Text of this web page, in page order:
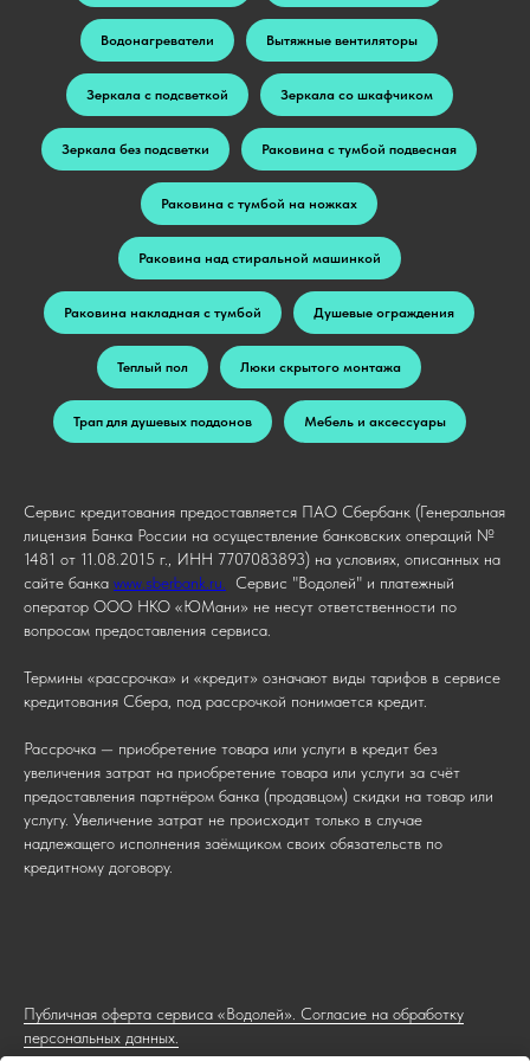
Водонагреватели Вытяжные вентиляторы
Зеркала с подсветкой Зеркала со шкафчиком
Зеркала без подсветки Раковина с тумбой подвесная
Раковина с тумбой на ножках
Раковина над стиральной машинкой
Раковина накладная с тумбой Душевые ограждения
Теплый пол Люки скрытого монтажа
Трап для душевых поддонов Мебель и аксессуары
Сервис кредитования предоставляется ПАО Сбербанк (Генеральная
лицензия Банка России на осуществление банковских операций №
1481 от 11.08.2015 г., ИНН 7707083893) на условиях, описанных на
сайте банка www.sberbank.ru.
Сервис "Водолей" и платежный
оператор ООО НКО «ЮМани» не несут ответственности по
вопросам предоставления сервиса.
Термины «рассрочка» и «кредит» означают виды тарифов в сервисе
кредитования Сбера, под рассрочкой понимается кредит.
Рассрочка — приобретение товара или услуги в кредит без
увеличения затрат на приобретение товара или услуги за счёт
предоставления партнёром банка (продавцом) скидки на товар или
услугу. Увеличение затрат не происходит только в случае
надлежащего исполнения заёмщиком своих обязательств по
кредитному договору.
Публичная оферта сервиса «Водолей». Согласие на обработку
персональных данных.